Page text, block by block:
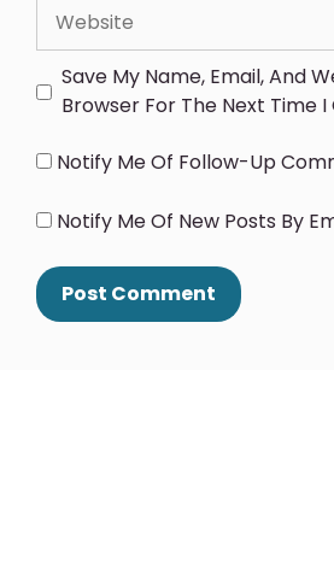
Save My Name, Email, And
Browser For The Next Time
Notify Me Of Follow-Up
Notify Me Of New Posts By